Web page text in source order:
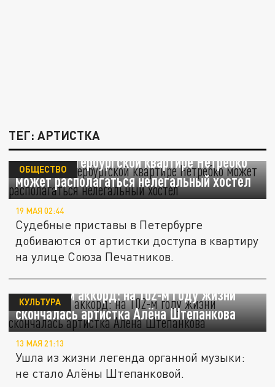
ТЕГ: АРТИСТКА
KP.RU: в петербургской квартире Нетребко
может располагаться нелегальный хостел
ОБЩЕСТВО
19 МАЯ 02:44
Судебные приставы в Петербурге
добиваются от артистки доступа в квартиру
на улице Союза Печатников.
Последний аккорд: на 102-м году жизни
скончалась артистка Алёна Штепанкова
КУЛЬТУРА
13 МАЯ 21:13
Ушла из жизни легенда органной музыки:
не стало Алёны Штепанковой.